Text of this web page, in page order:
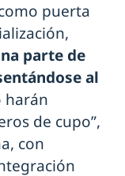
puerta
parte de
al
harán
de cupo”,
con